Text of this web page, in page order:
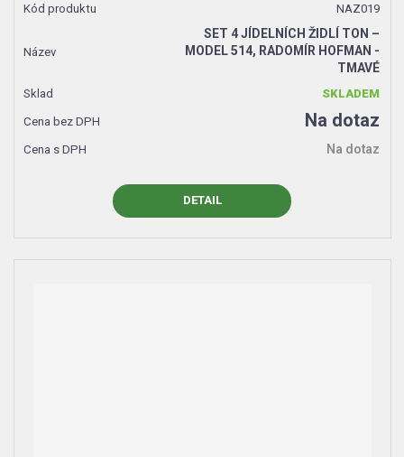
NAZ019
SET 4 JÍDELNÍCH ŽIDLÍ TON –
MODEL 514, RADOMÍR HOFMAN -
TMAVÉ
SKLADEM
Na dotaz
Na dotaz
DETAIL